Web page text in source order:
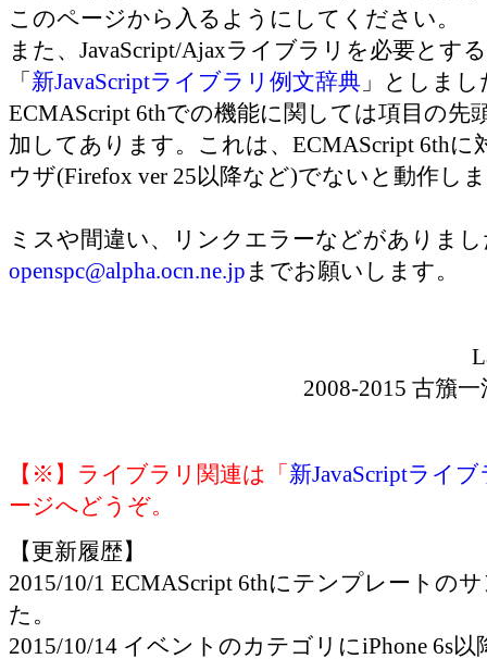
このページから入るようにしてください。
また、JavaScript/Ajaxライブラリを必要とす
「 新JavaScriptライブラリ例文辞典 」としまし
ECMAScript 6thでの機能に関しては項目の先
加してあります。これは、ECMAScript 6thに
ウザ(Firefox ver 25以降など)でないと動作し
ミスや間違い、リンクエラーなどがありま
openspc@alpha.ocn.ne.jp までお願いします。
2008-2015 古籏
【※】ライブラリ関連は「 新JavaScriptライ
ージへどうぞ。
【更新履歴】
2015/10/1 ECMAScript 6thにテンプレートの
た。
2015/10/14 イベントのカテゴリにiPhone 6s以